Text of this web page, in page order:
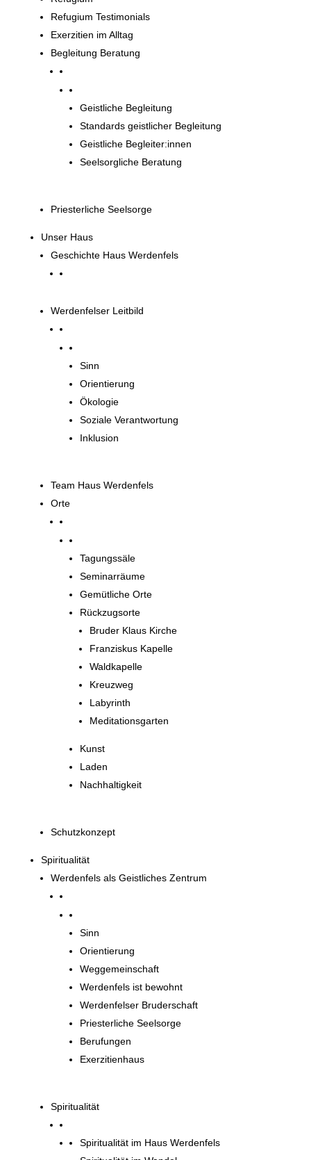
Refugium Testimonials
Exerzitien im Alltag
Begleitung Beratung
Geistliche Begleitung
Standards geistlicher Begleitung
Geistliche Begleiter:innen
Seelsorgliche Beratung
Priesterliche Seelsorge
Unser Haus
Geschichte Haus Werdenfels
Werdenfelser Leitbild
Sinn
Orientierung
Ökologie
Soziale Verantwortung
Inklusion
Team Haus Werdenfels
Orte
Tagungssäle
Seminarräume
Gemütliche Orte
Rückzugsorte
Bruder Klaus Kirche
Franziskus Kapelle
Waldkapelle
Kreuzweg
Labyrinth
Meditationsgarten
Kunst
Laden
Nachhaltigkeit
Schutzkonzept
Spiritualität
Werdenfels als Geistliches Zentrum
Sinn
Orientierung
Weggemeinschaft
Werdenfels ist bewohnt
Werdenfelser Bruderschaft
Priesterliche Seelsorge
Berufungen
Exerzitienhaus
Spiritualität
Spiritualität im Haus Werdenfels